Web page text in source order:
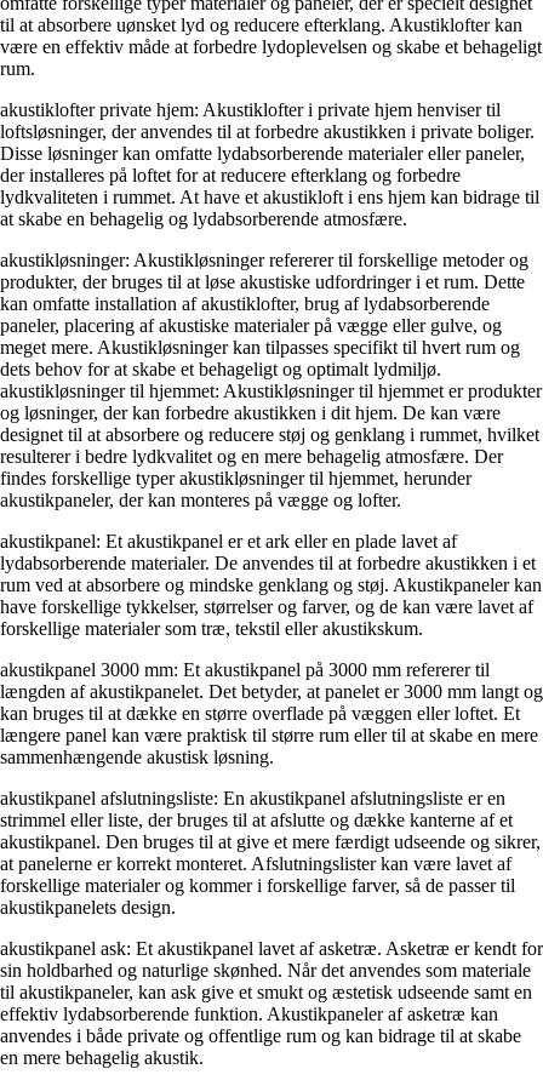
til at absorbere uønsket lyd og reducere efterklang. Akustiklofter kan
være en effektiv måde at forbedre lydoplevelsen og skabe et behageligt
rum.
akustiklofter private hjem: Akustiklofter i private hjem henviser til
loftsløsninger, der anvendes til at forbedre akustikken i private boliger.
Disse løsninger kan omfatte lydabsorberende materialer eller paneler,
der installeres på loftet for at reducere efterklang og forbedre
lydkvaliteten i rummet. At have et akustikloft i ens hjem kan bidrage til
at skabe en behagelig og lydabsorberende atmosfære.
akustikløsninger: Akustikløsninger refererer til forskellige metoder og
produkter, der bruges til at løse akustiske udfordringer i et rum. Dette
kan omfatte installation af akustiklofter, brug af lydabsorberende
paneler, placering af akustiske materialer på vægge eller gulve, og
meget mere. Akustikløsninger kan tilpasses specifikt til hvert rum og
dets behov for at skabe et behageligt og optimalt lydmiljø.
akustikløsninger til hjemmet: Akustikløsninger til hjemmet er produkter
og løsninger, der kan forbedre akustikken i dit hjem. De kan være
designet til at absorbere og reducere støj og genklang i rummet, hvilket
resulterer i bedre lydkvalitet og en mere behagelig atmosfære. Der
findes forskellige typer akustikløsninger til hjemmet, herunder
akustikpaneler, der kan monteres på vægge og lofter.
akustikpanel: Et akustikpanel er et ark eller en plade lavet af
lydabsorberende materialer. De anvendes til at forbedre akustikken i et
rum ved at absorbere og mindske genklang og støj. Akustikpaneler kan
have forskellige tykkelser, størrelser og farver, og de kan være lavet af
forskellige materialer som træ, tekstil eller akustikskum.
akustikpanel 3000 mm: Et akustikpanel på 3000 mm refererer til
længden af akustikpanelet. Det betyder, at panelet er 3000 mm langt og
kan bruges til at dække en større overflade på væggen eller loftet. Et
længere panel kan være praktisk til større rum eller til at skabe en mere
sammenhængende akustisk løsning.
akustikpanel afslutningsliste: En akustikpanel afslutningsliste er en
strimmel eller liste, der bruges til at afslutte og dække kanterne af et
akustikpanel. Den bruges til at give et mere færdigt udseende og sikrer,
at panelerne er korrekt monteret. Afslutningslister kan være lavet af
forskellige materialer og kommer i forskellige farver, så de passer til
akustikpanelets design.
akustikpanel ask: Et akustikpanel lavet af asketræ. Asketræ er kendt for
sin holdbarhed og naturlige skønhed. Når det anvendes som materiale
til akustikpaneler, kan ask give et smukt og æstetisk udseende samt en
effektiv lydabsorberende funktion. Akustikpaneler af asketræ kan
anvendes i både private og offentlige rum og kan bidrage til at skabe
en mere behagelig akustik.